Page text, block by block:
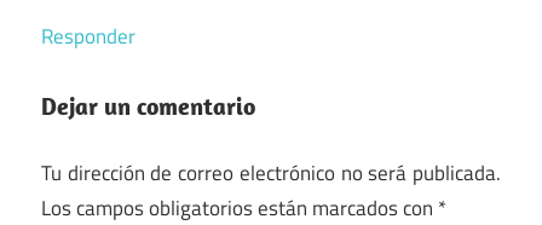
Responder
Dejar un comentario
Tu dirección de correo electrónico no será publicada.
Los campos obligatorios están marcados con *